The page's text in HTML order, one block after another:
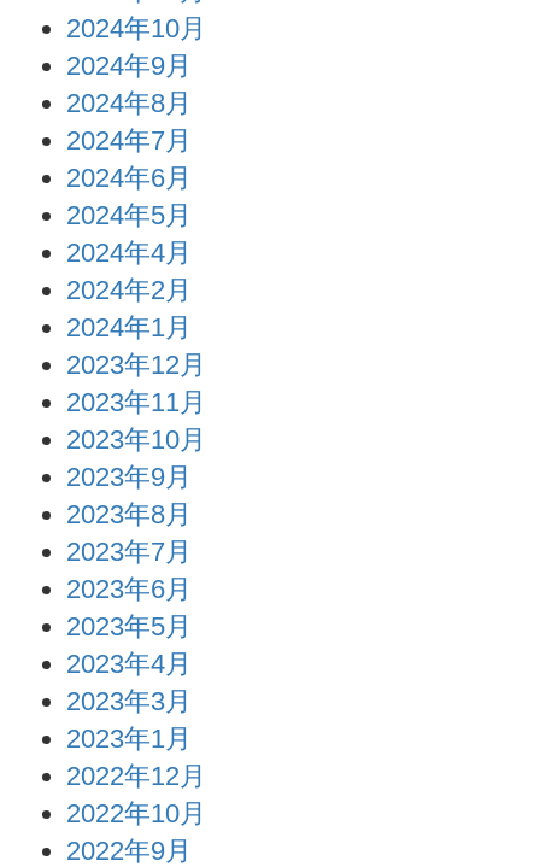
2024年10月
2024年9月
2024年8月
2024年7月
2024年6月
2024年5月
2024年4月
2024年2月
2024年1月
2023年12月
2023年11月
2023年10月
2023年9月
2023年8月
2023年7月
2023年6月
2023年5月
2023年4月
2023年3月
2023年1月
2022年12月
2022年10月
2022年9月